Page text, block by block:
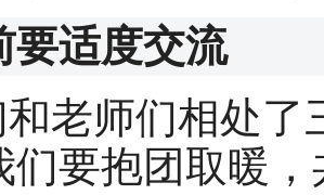
要适度交流
和老师们相处
们要抱团取暖